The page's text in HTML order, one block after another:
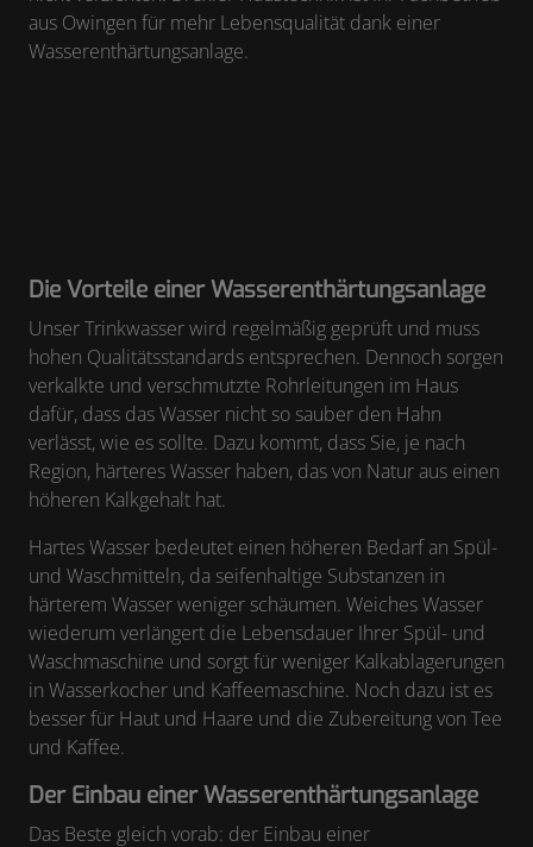
aus Owingen für mehr Lebensqualität dank einer
Wasserenthärtungsanlage.
Die Vorteile einer Wasserenthärtungsanlage
Unser Trinkwasser wird regelmäßig geprüft und muss
hohen Qualitätsstandards entsprechen. Dennoch sorgen
verkalkte und verschmutzte Rohrleitungen im Haus
dafür, dass das Wasser nicht so sauber den Hahn
verlässt, wie es sollte. Dazu kommt, dass Sie, je nach
Region, härteres Wasser haben, das von Natur aus einen
höheren Kalkgehalt hat.
Hartes Wasser bedeutet einen höheren Bedarf an Spül-
und Waschmitteln, da seifenhaltige Substanzen in
härterem Wasser weniger schäumen. Weiches Wasser
wiederum verlängert die Lebensdauer Ihrer Spül- und
Waschmaschine und sorgt für weniger Kalkablagerungen
in Wasserkocher und Kaffeemaschine. Noch dazu ist es
besser für Haut und Haare und die Zubereitung von Tee
und Kaffee.
Der Einbau einer Wasserenthärtungsanlage
Das Beste gleich vorab: der Einbau einer